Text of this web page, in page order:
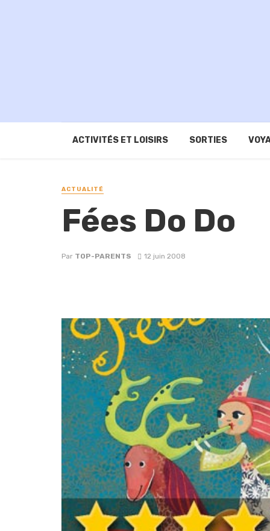
ACTIVITÉS ET LOISIRS SORTIES
ACTUALITÉ
Fées Do Do
Par TOP-PARENTS 12 juin 2008